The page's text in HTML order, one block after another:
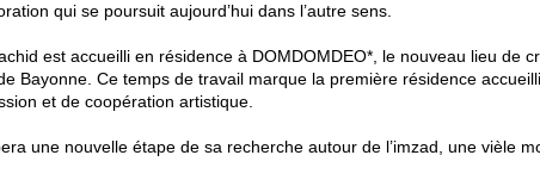
qui se poursuit aujourd’hui dans l’autre sens.
est accueilli en résidence à DOMDOMDEO*, le nouveau lieu de
Bayonne. Ce temps de travail marque la première résidence
et de coopération artistique.
une nouvelle étape de sa recherche autour de l’imzad, une vièle